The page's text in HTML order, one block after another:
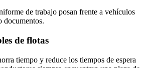
de flotas
tiempo y reduce los tiempos de espera